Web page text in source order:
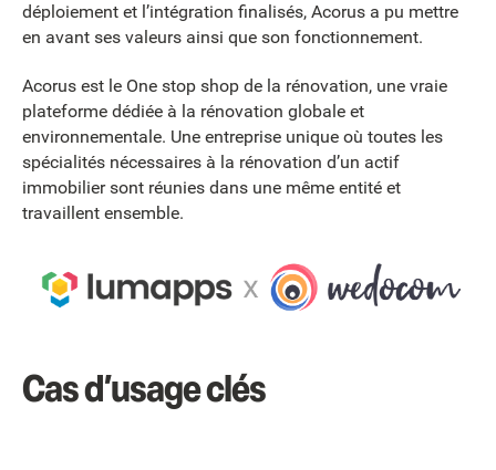
déploiement et l’intégration finalisés, Acorus a pu mettre
en avant ses valeurs ainsi que son fonctionnement.
Acorus est le One stop shop de la rénovation, une vraie
plateforme dédiée à la rénovation globale et
environnementale. Une entreprise unique où toutes les
spécialités nécessaires à la rénovation d’un actif
immobilier sont réunies dans une même entité et
travaillent ensemble.
Cas d’usage clés